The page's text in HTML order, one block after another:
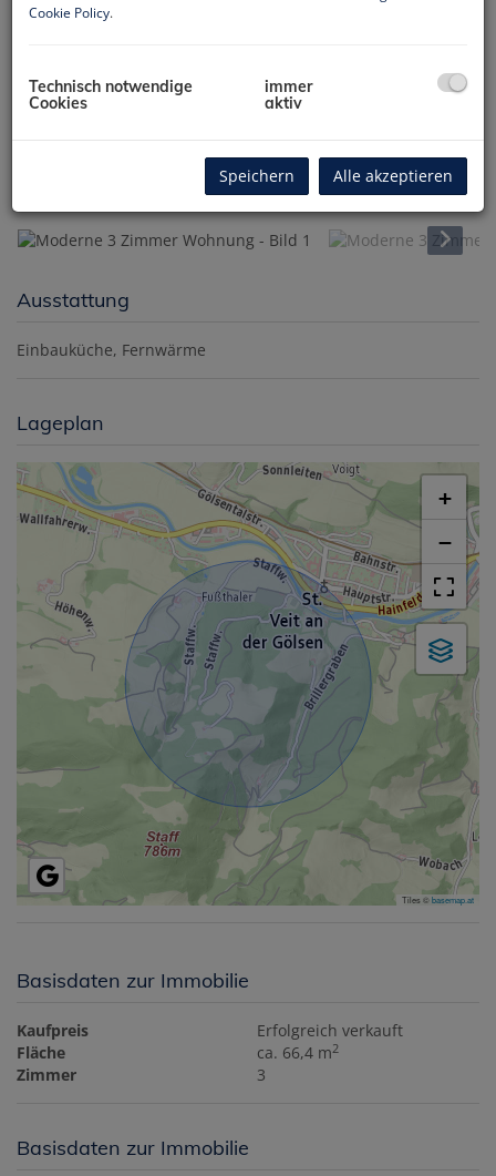
Ausstattung
Einbauküche Fernwärme
Lageplan
+
−
Tiles ©basemap.at
Basisdaten zur Immobilie
Kaufpreis
Erfolgreich verkauft
Fläche
ca. 66,4 m2
Zimmer 3
Basisdaten zur Immobilie
Cookie Policy.
Technisch notwendige
Cookies
immer
aktiv
Speichern Alle akzeptieren